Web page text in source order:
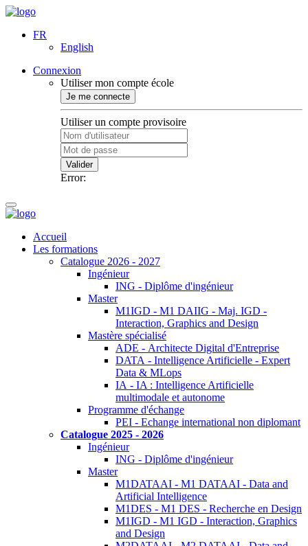
FR
English
Connexion
Utiliser mon compte école
Je me connecte
Utiliser un compte provisoire
Valider
Error:
Accueil
Les formations
Catalogue 2026 - 2027
Ingénieur
ING - Diplôme d'ingénieur
Master
M1IGD - M1 DAIIG - Maj. IGD -
Interaction, Graphics and Design
Mastère spécialisé
ADE - Architecte Digital d'Entreprise
DATA - Intelligence Artificielle - Expert
Data & MLops
IA - IA : Intelligence Artificielle
multimodale et autonome
Programme d'échange
PEI - Echange international non diplomant
Catalogue 2025 - 2026
Ingénieur
ING - Diplôme d'ingénieur
Master
M1DATAAI - M1 DATAAI - Data and
Artificial Intelligence
M1DES - M1 DES - Recherche en Design
M1IGD - M1 IGD - Interaction, Graphics
and Design